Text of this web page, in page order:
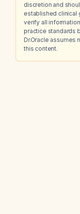
discretion and
established clinical
verify all
practice standards
Dr.Oracle assumes
this content.